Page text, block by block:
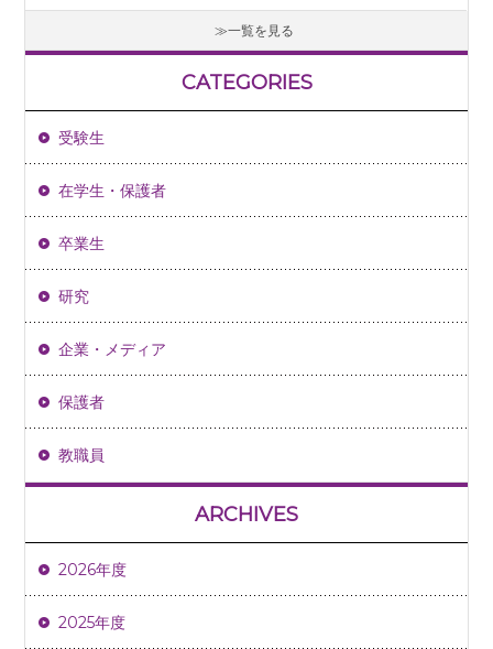
一覧を見る
CATEGORIES
受験生
在学生・保護者
卒業生
研究
企業・メディア
保護者
教職員
ARCHIVES
2026年度
2025年度